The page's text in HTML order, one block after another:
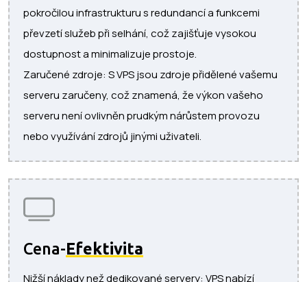
pokročilou infrastrukturu s redundancí a funkcemi
převzetí služeb při selhání, což zajišťuje vysokou
dostupnost a minimalizuje prostoje.
Zaručené zdroje: S VPS jsou zdroje přidělené vašemu
serveru zaručeny, což znamená, že výkon vašeho
serveru není ovlivněn prudkým nárůstem provozu
nebo využívání zdrojů jinými uživateli.
Cena-Efektivita
Nižší náklady než dedikované servery: VPS nabízí